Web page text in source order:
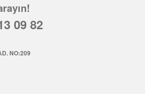
09 82
NO:209